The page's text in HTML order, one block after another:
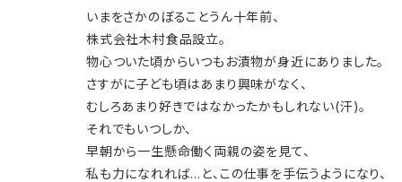
いまをさかのぼることうん十年前、
株式会社木村食品設立。
物心ついた頃からいつもお漬物が身近にありました。
さすがに子ども頃はあまり興味がなく、
むしろあまり好きではなかったかもしれない(汗)。
それでもいつしか、
早朝から一生懸命働く両親の姿を見て、
私も力になれれば…と、 この仕事を手伝うようになり、